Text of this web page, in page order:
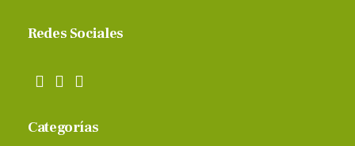
Redes Sociales
Categorías